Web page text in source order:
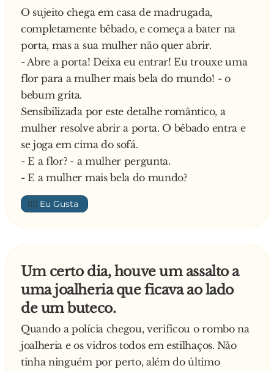
O sujeito chega em casa de madrugada,
completamente bêbado, e começa a bater na
porta, mas a sua mulher não quer abrir.
- Abre a porta! Deixa eu entrar! Eu trouxe uma
flor para a mulher mais bela do mundo! - o
bebum grita.
Sensibilizada por este detalhe romântico, a
mulher resolve abrir a porta. O bêbado entra e
se joga em cima do sofá.
- E a flor? - a mulher pergunta.
- E a mulher mais bela do mundo?
👍🏼
Um certo dia, houve um assalto a
uma joalheria que ficava ao lado
de um buteco.
Quando a polícia chegou, verificou o rombo na
joalheria e os vidros todos em estilhaços. Não
tinha ninguém por perto, além do último